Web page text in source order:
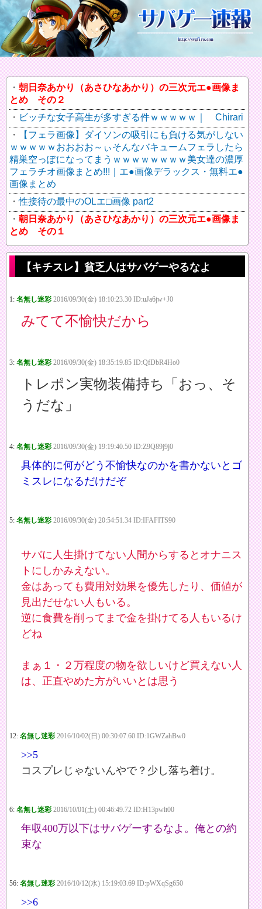
朝日奈あかり（あさひなあかり）の三次元エ●画像ま
とめ その２
ビッチな女子高生が多すぎる件ｗｗｗｗｗ｜ Chirari
【フェラ画像】ダイソンの吸引にも負ける気がしない
ｗｗｗｗｗおおおお～ぃそんなバキュームフェラしたら
精巣空っぽになってまうｗｗｗｗｗｗｗｗ美女達の濃厚
フェラチオ画像まとめ!!!｜エ●画像デラックス・無料エ●
画像まとめ
性接待の最中のOLエ□画像 part2
朝日奈あかり（あさひなあかり）の三次元エ●画像ま
とめ その１
【キチスレ】貧乏人はサバゲーやるなよ
1: 名無し迷彩 2016/09/30(金) 18:10:23.30 ID:uJa6jw+J0
みてて不愉快だから
3: 名無し迷彩 2016/09/30(金) 18:35:19.85 ID:QfDbR4Ho0
トレポン実物装備持ち「おっ、そ
うだな」
4: 名無し迷彩 2016/09/30(金) 19:19:40.50 ID:Z9Q89j9j0
具体的に何がどう不愉快なのかを書かないとゴ
ミスレになるだけだぞ
5: 名無し迷彩 2016/09/30(金) 20:54:51.34 ID:IFAFITS90
サバに人生掛けてない人間からするとオナニス
トにしかみえない。
金はあっても費用対効果を優先したり、価値が
見出だせない人もいる。
逆に食費を削ってまで金を掛けてる人もいるけ
どね
まぁ１・２万程度の物を欲しいけど買えない人
は、正直やめた方がいいとは思う
12: 名無し迷彩 2016/10/02(日) 00:30:07.60 ID:1GWZahBw0
>>5
コスプレじゃないんやで？少し落ち着け。
6: 名無し迷彩 2016/10/01(土) 00:46:49.72 ID:H13pwlt00
年収400万以下はサバゲーするなよ。俺との約
束な
56: 名無し迷彩 2016/10/12(水) 15:19:03.69 ID:pWXqSg650
>>6